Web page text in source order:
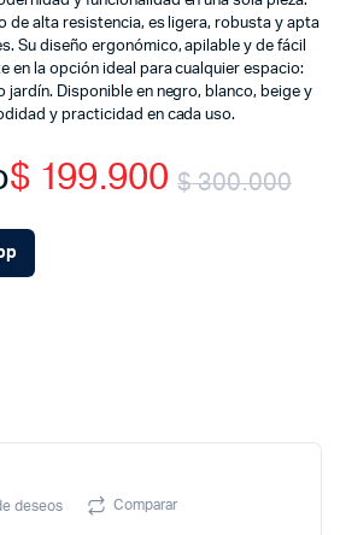
de alta resistencia, es ligera, robusta y apta
Su diseño ergonómico, apilable y de fácil
en la opción ideal para cualquier espacio:
jardín. Disponible en negro, blanco, beige y
y practicidad en cada uso.
$300.000
$199.900
deseos Comparar